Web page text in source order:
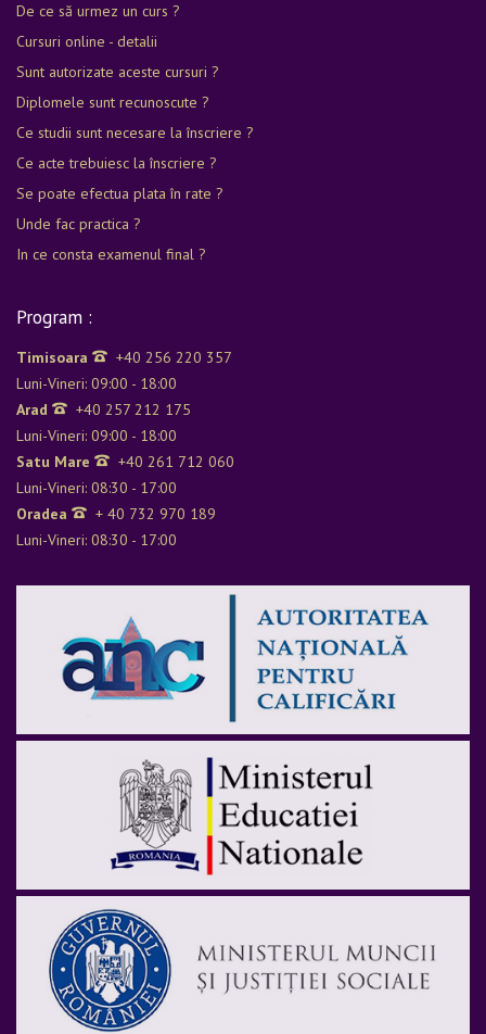
De ce să urmez un curs ?
Cursuri online - detalii
Sunt autorizate aceste cursuri ?
Diplomele sunt recunoscute ?
Ce studii sunt necesare la înscriere ?
Ce acte trebuiesc la înscriere ?
Se poate efectua plata în rate ?
Unde fac practica ?
In ce consta examenul final ?
Program :
Timisoara
+40 256 220 357
Luni-Vineri: 09:00 - 18:00
Arad
+40 257 212 175
Luni-Vineri: 09:00 - 18:00
Satu Mare
+40 261 712 060
Luni-Vineri: 08:30 - 17:00
Oradea
+ 40 732 970 189
Luni-Vineri: 08:30 - 17:00